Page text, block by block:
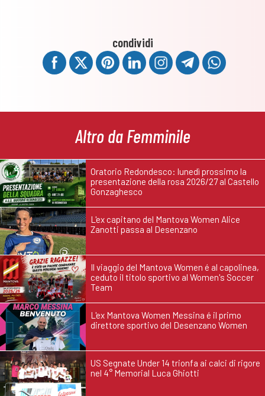
condividi
Altro da Femminile
Oratorio Redondesco: lunedì prossimo la
presentazione della rosa 2026/27 al Castello
Gonzaghesco
L'ex capitano del Mantova Women Alice
Zanotti passa al Desenzano
Il viaggio del Mantova Women é al capolinea,
ceduto il titolo sportivo al Women's Soccer
Team
L'ex Mantova Women Messina é il primo
direttore sportivo del Desenzano Women
US Segnate Under 14 trionfa ai calci di rigore
nel 4° Memorial Luca Ghiotti